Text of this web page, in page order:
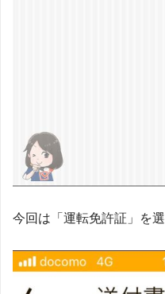
今回は「運転免許証」を選